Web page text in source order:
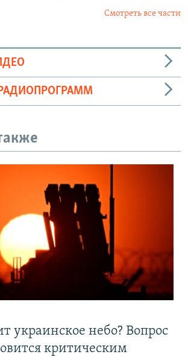
Смотреть все части
украинское небо? Вопрос
критическим